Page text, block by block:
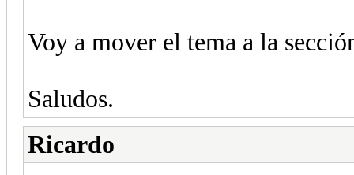
Voy a mover el tema a la
Saludos.
Ricardo